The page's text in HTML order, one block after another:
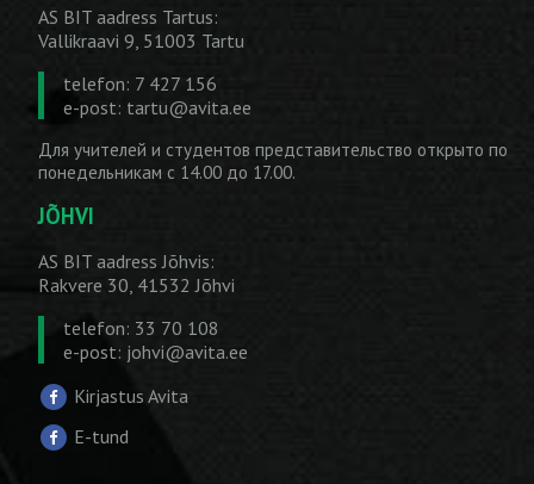
AS BIT aadress Tartus:
Vallikraavi 9, 51003 Tartu
telefon: 7 427 156
e-post: tartu@avita.ee
Для учителей и студентов представительство открыто по
понедельникам с 14.00 до 17.00.
JÕHVI
AS BIT aadress Jõhvis:
Rakvere 30, 41532 Jõhvi
telefon: 33 70 108
e-post: johvi@avita.ee
Kirjastus Avita
E-tund